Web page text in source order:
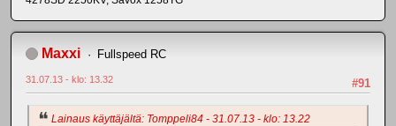
Maxxi Fullspeed RC
#91
31.07.13 - klo: 13.32
Lainaus käyttäjältä: Tomppeli84 - 31.07.13 - klo: 13.22